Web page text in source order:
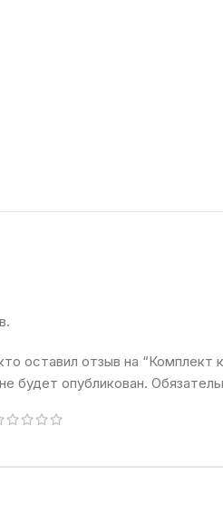
оставил отзыв на
будет опубликован.